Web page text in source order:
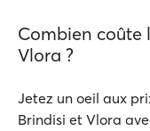
Combien coûte
Vlora ?
Jetez un oeil aux
Brindisi et Vlora